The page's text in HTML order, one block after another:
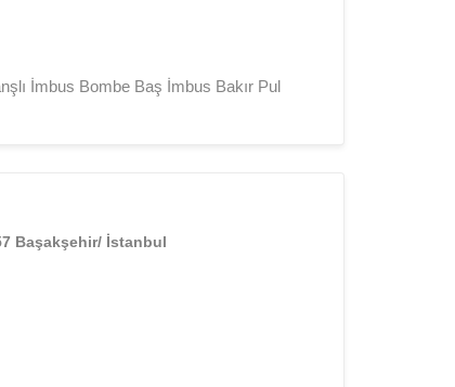
İmbus Bombe Baş İmbus Bakır Pul
Başakşehir/ İstanbul